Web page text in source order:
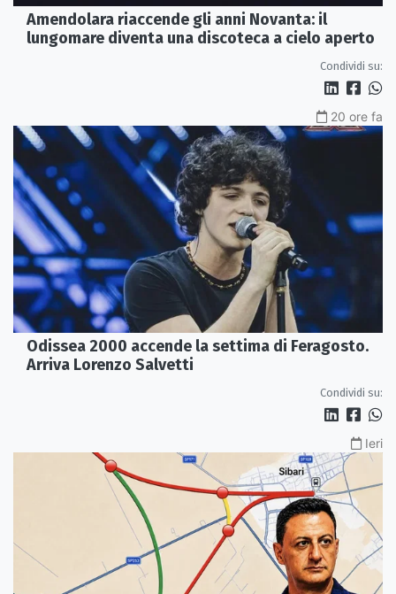
Amendolara riaccende gli anni Novanta: il
lungomare diventa una discoteca a cielo aperto
Condividi su:
20 ore fa
Odissea 2000 accende la settima di Feragosto.
Arriva Lorenzo Salvetti
Condividi su:
Ieri